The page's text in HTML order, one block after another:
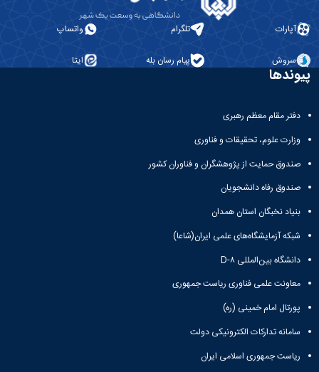
آپارات تلگرام واتساپ
سروش پیام رسان بله ایتا
پیوندها
دفتر مقام معظم رهبری
وزارت علوم، تحقیقات و فناوری
صندوق حمایت از پژوهشگران و فناوران کشور
صندوق رفاه دانشجویان
بنیاد نخبگان استان همدان
شبکه آزمایشگاه‌های علمی ایران(شاعا)
دانشگاه بین‌المللی D-۸
معاونت علمی فناوری ریاست جمهوری
پورتال امام خمینی (ره)
سامانه تدارکات الکترونیکی دولت
ریاست جمهوری اسلامی ایران